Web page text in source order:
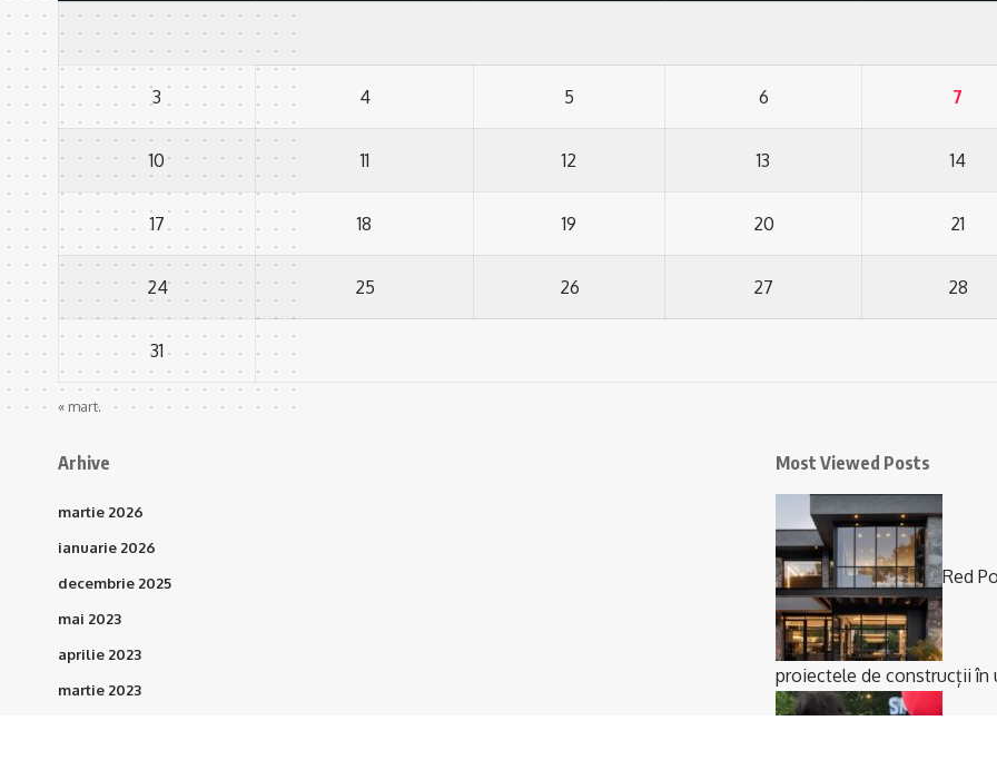
3 4 5 6 7
10 11 12 13 14
17 18 19 20 21
24 25 26 27 28
31
« mart.
Arhive
martie 2026
ianuarie 2026
decembrie 2025
mai 2023
aprilie 2023
martie 2023
Most Viewed Posts
Red
proiectele de construcții în